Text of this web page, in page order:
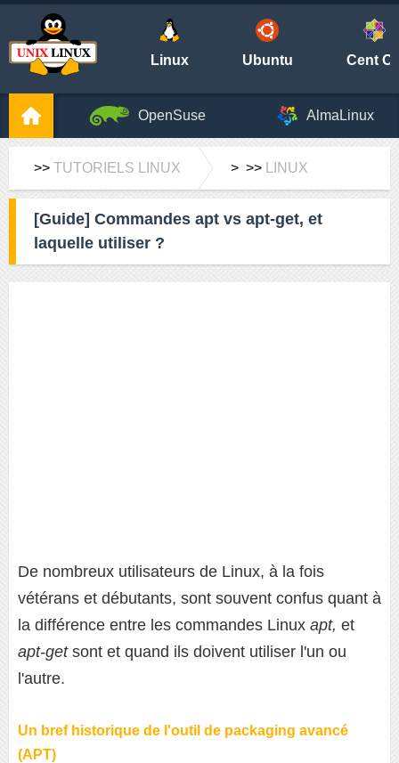
Linux Ubuntu Cent
OpenSuse AlmaLinux
>> TUTORIELS LINUX > >> LINUX
[Guide] Commandes apt vs apt-get, et
laquelle utiliser ?
De nombreux utilisateurs de Linux, à la fois
vétérans et débutants, sont souvent confus quant à
la différence entre les commandes Linux apt, et
apt-getsont et quand ils doivent utiliser l'un ou
l'autre.
Un bref historique de l'outil de packaging avancé
(APT)